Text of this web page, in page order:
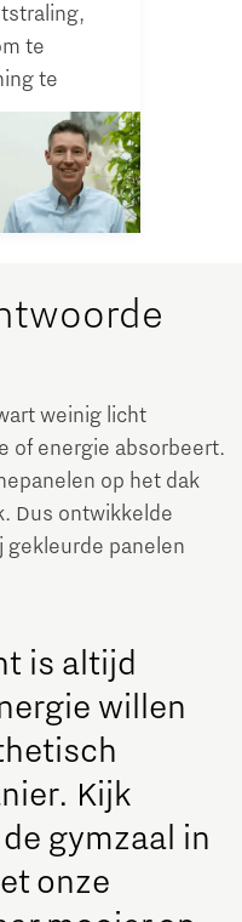
te
te
weinig licht
of energie absorbeert.
op het dak
Dus ontwikkelde
gekleurde panelen
is altijd
willen
Kijk
gymzaal in
onze